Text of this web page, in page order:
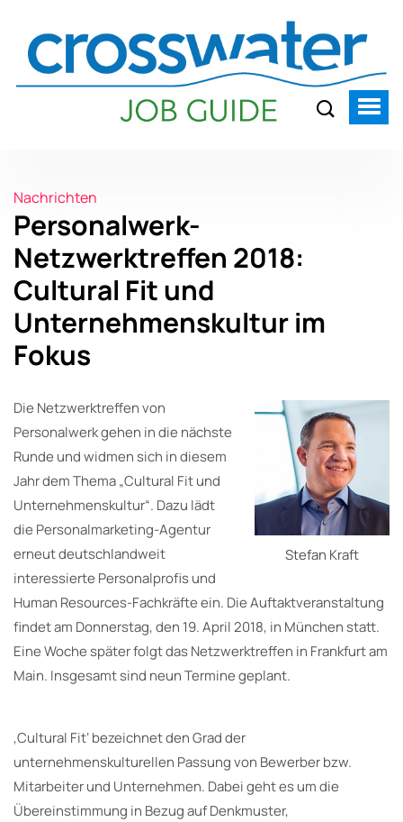
Nachrichten
Personalwerk-
Netzwerktreffen 2018:
Cultural Fit und
Unternehmenskultur im
Fokus
Stefan Kraft
Die Netzwerktreffen von
Personalwerk gehen in die nächste
Runde und widmen sich in diesem
Jahr dem Thema „Cultural Fit und
Unternehmenskultur“. Dazu lädt
die Personalmarketing-Agentur
erneut deutschlandweit
interessierte Personalprofis und
Human Resources-Fachkräfte ein. Die Auftaktveranstaltung
findet am Donnerstag, den 19. April 2018, in München statt.
Eine Woche später folgt das Netzwerktreffen in Frankfurt am
Main. Insgesamt sind neun Termine geplant.
‚Cultural Fit‘ bezeichnet den Grad der
unternehmenskulturellen Passung von Bewerber bzw.
Mitarbeiter und Unternehmen. Dabei geht es um die
Übereinstimmung in Bezug auf Denkmuster,